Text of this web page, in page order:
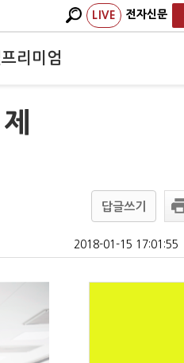
LIVE 전자신문
프리미엄
답글쓰기
2018-01-15 17:01:55